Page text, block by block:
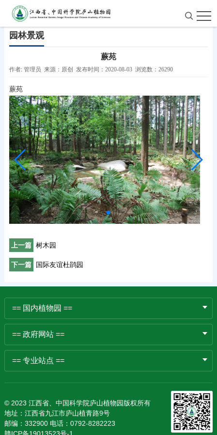
首页> 园林景观
园林景观
蕨苑
作者: 管理员 来源：原创 发布时间：2020-08-03 浏览数：26290
蕨苑
上一篇 树木园
下一篇 国际友谊杜鹃园
== 国内植物园 ==
== 政府网站 ==
== 专业站点 ==
© 2023 江西省、中国科学院庐山植物园版权所有
地址：江西省九江市庐山植青路9号
邮编：332900 电话：0792-8282223
赣ICP备19013523号-1